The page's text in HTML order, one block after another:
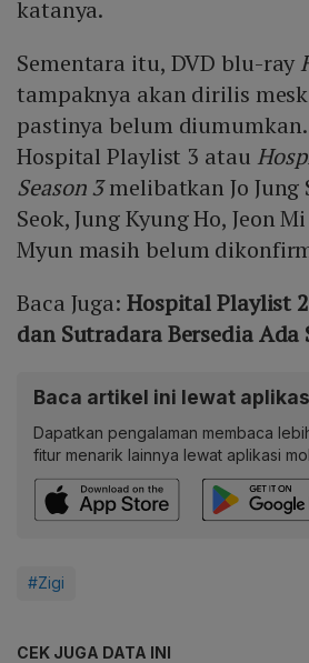
katanya.
Sementara itu, DVD blu-ray
tampaknya akan dirilis
pastinya belum
Hospital Playlist 3 atau
Season 3melibatkan Jo Jung
Seok, Jung Kyung Ho, Jeon
Myun masih belum
Baca Juga: Hospital Playlist
dan Sutradara Bersedia Ada
Baca artikel ini lewat
Dapatkan pengalaman membaca
fitur menarik lainnya lewat aplikasi
#Zigi
CEK JUGA DATA INI